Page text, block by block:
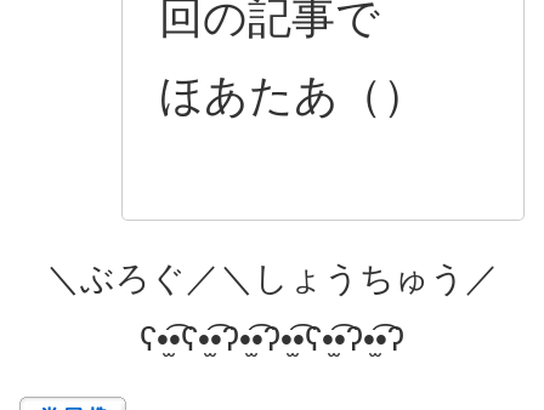
回の記事で
ほあたあ（）
＼ぶろぐ／＼しょうちゅう／
ʕ•̫͡•ʕ•̫͡•ʔ•̫͡•ʔ•̫͡•ʕ•̫͡•ʔ•̫͡•ʔ